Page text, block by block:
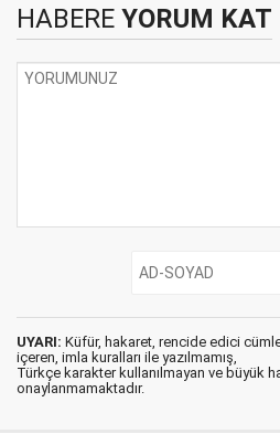
HABERE YORUM KAT
UYARI: Küfür, hakaret, rencide edici
içeren, imla kuralları ile yazılmamış,
Türkçe karakter kullanılmayan ve büyük
onaylanmamaktadır.